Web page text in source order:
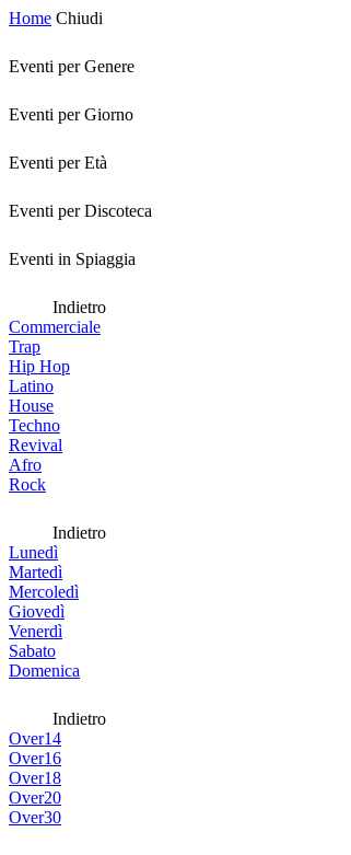
Home Chiudi
Eventi per Genere
Eventi per Giorno
Eventi per Età
Eventi per Discoteca
Eventi in Spiaggia
Indietro
Commerciale
Trap
Hip Hop
Latino
House
Techno
Revival
Afro
Rock
Indietro
Lunedì
Martedì
Mercoledì
Giovedì
Venerdì
Sabato
Domenica
Indietro
Over14
Over16
Over18
Over20
Over30